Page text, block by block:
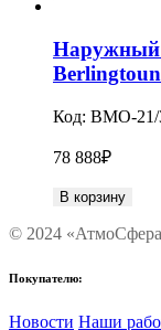
Наружный
Код: BMO-
78 888₽
В корзину
© 2024
Покупателю:
Новости Наши